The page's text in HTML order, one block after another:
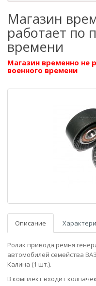
Магазин
работает по
времени
Магазин временно не
военного времени
Описание
Ролик привода ремня
автомобилей семейства ВАЗ
Калина (1 шт.).
В комплект входит